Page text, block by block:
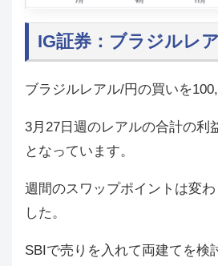
IG証券：ブラジルレ
ブラジルレアル/円の買いを
3月27日週のレアルの合計の利
となっています。
週間のスワップポイントは変
した。
SBIで売りを入れて両建てを検